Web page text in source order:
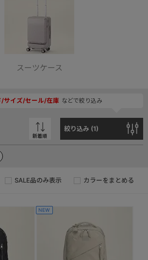
スーツケース
/サイズ/セール/在庫 などで絞り込み
新着順
絞り込み (1)
カラーをまとめる
SALE品のみ表示
NEW